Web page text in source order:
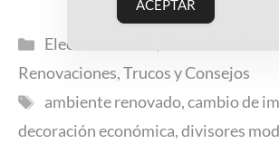
Categorías
Electrosmart SL
Renovaciones,Trucos y Consejos
Etiquetas
ambiente renovado,cambio de
decoración económica,divisores
ACEPTAR